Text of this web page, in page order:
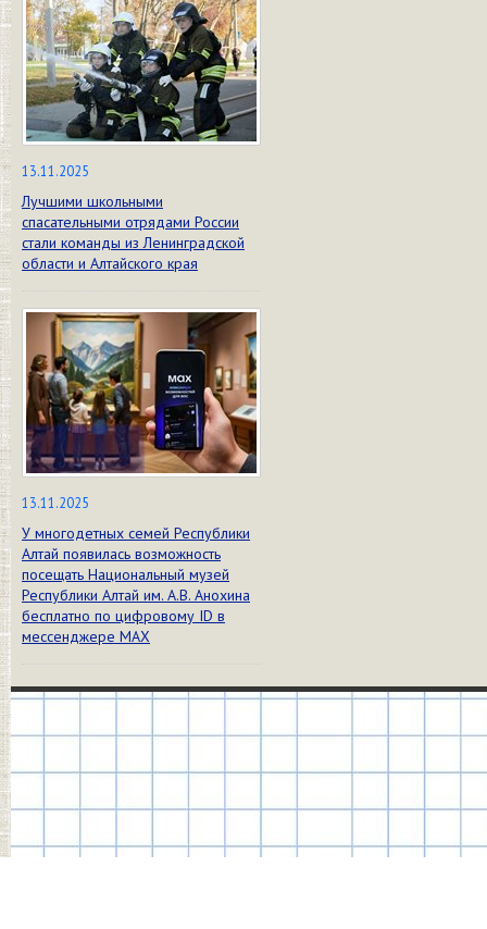
13.11.2025
Лучшими школьными
спасательными отрядами России
стали команды из Ленинградской
области и Алтайского края
13.11.2025
У многодетных семей Республики
Алтай появилась возможность
посещать Национальный музей
Республики Алтай им. А.В. Анохина
бесплатно по цифровому ID в
мессенджере МАХ